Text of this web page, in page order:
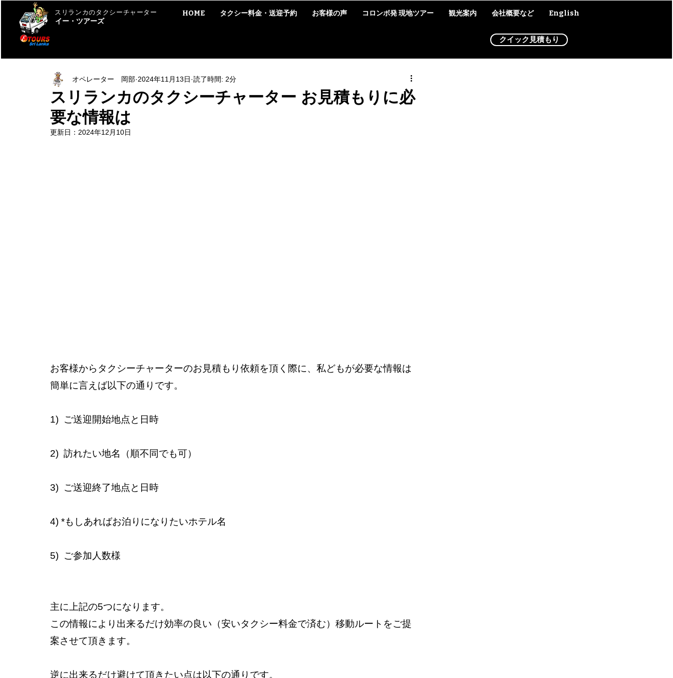
スリランカのタクシーチャーター
イー・ツアーズ
クイック見積もり
HOME タクシー料金・送迎予約 お客様の声 コロンボ発 現地ツアー 観光案内 会社概要など English
スリランカのタクシーチャーター お見積もりに必
要な情報は
オペレーター 岡部 2024年11月13日 読了時間: 2分
更新日： 2024年12月10日
お客様からタクシーチャーターのお見積もり依頼を頂く際に、私どもが必要な情報は
簡単に言えば以下の通りです。
1)  ご送迎開始地点と日時
2)  訪れたい地名（順不同でも可）
3)  ご送迎終了地点と日時
4) *もしあればお泊りになりたいホテル名
5)  ご参加人数様
主に上記の5つになります。
この情報により出来るだけ効率の良い（安いタクシー料金で済む）移動ルートをご提
案させて頂きます。
逆に出来るだけ避けて頂きたい点は以下の通りです。